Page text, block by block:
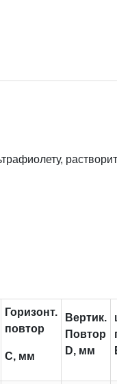
Горизонт.
повтор
C, мм
Вертик.
Повтор
D, мм